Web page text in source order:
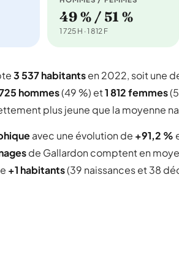
49 % / 51 %
1 725 H · 1 812 F
3 537 habitantsen 2022, soit une
hommes(49 %) et1 812 femmes
plus jeune que la moyenne
avec une évolution de +91,2 %
de Gallardon comptent en
+1 habitants(39 naissances et 38